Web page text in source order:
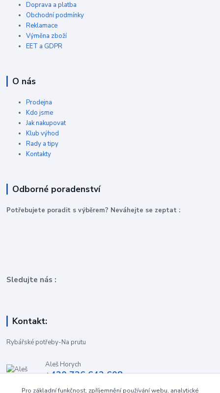
Doprava a platba
Obchodní podmínky
Reklamace
Výměna zboží
EET a GDPR
O nás
Prodejna
Kdo jsme
Jak nakupovat
Klub výhod
Rady a tipy
Kontakty
Odborné poradenství
Potřebujete poradit s výběrem? Neváhejte se zeptat :
Sledujte nás :
Kontakt:
Rybářské potřeby-Na prutu
Aleš Horych
+420 736 642 608
Pro základní funkčnost, zpříjemnění používání webu, analytické